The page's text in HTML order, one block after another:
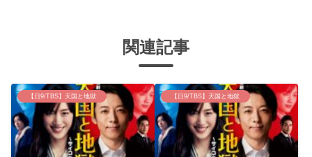
関連記事
【日9/TBS】天国と地獄 【日9/TBS】天国と地獄